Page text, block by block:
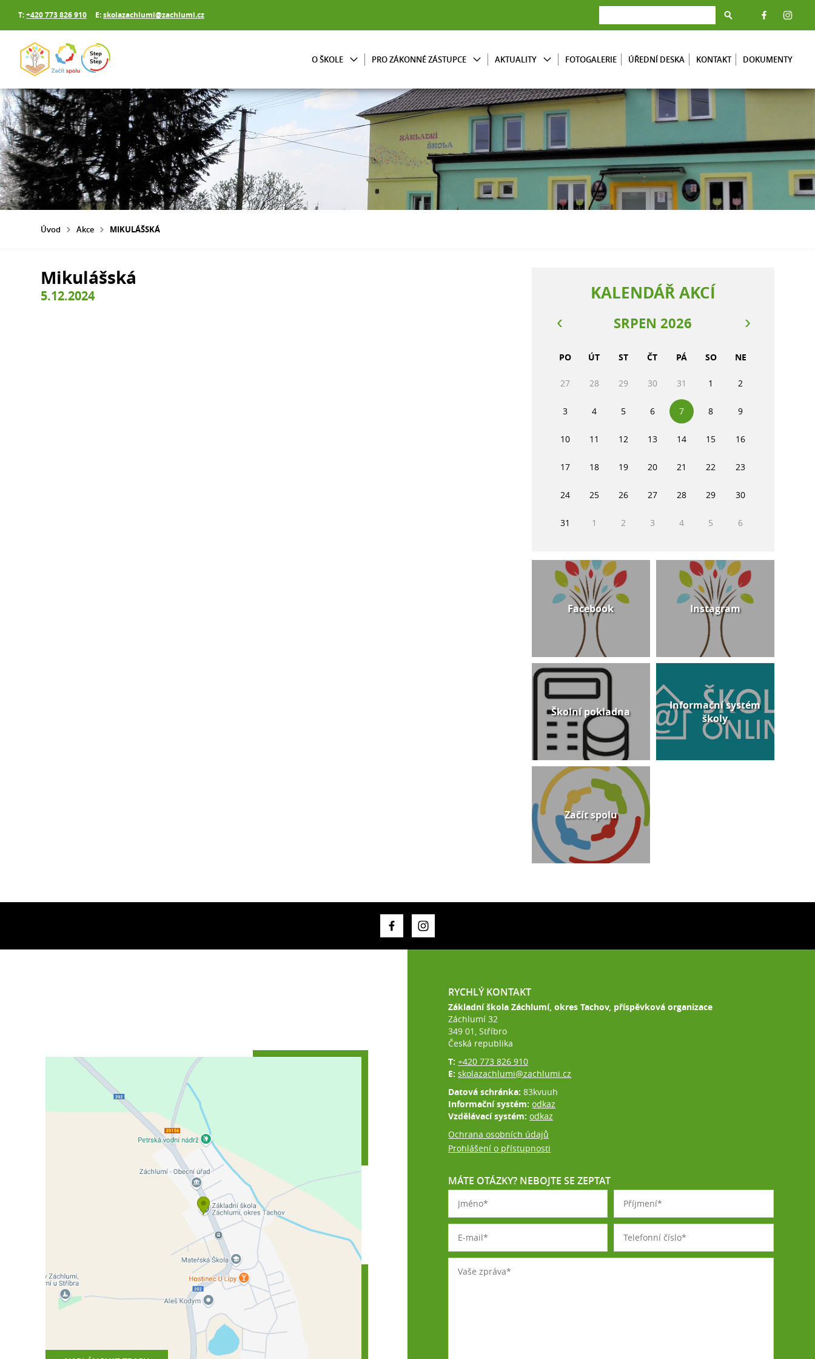
T:+420 773 826 910 E:skolazachlumi@zachlumi.cz
O ŠKOLE PRO ZÁKONNÉ ZÁSTUPCE AKTUALITY FOTOGALERIE ÚŘEDNÍ DESKA KONTAKT DOKUMENTY
Úvod Akce MIKULÁŠSKÁ
Mikulášská
5.12.2024 KALENDÁŘ AKCÍ
SRPEN 2026
PO ÚT ST ČT PÁ SO NE
27 28 29 30 31 1 2
3 4 5 6 7 8 9
10 11 12 13 14 15 16
17 18 19 20 21 22 23
24 25 26 27 28 29 30
31 1 2 3 4 5 6
Facebook Instagram
Školní pokladna
Informační systém
školy
Začít spolu
RYCHLÝ KONTAKT
Základní škola Záchlumí, okres Tachov, příspěvková organizace
Záchlumí 32
349 01, Stříbro
Česká republika
T:+420 773 826 910
E:skolazachlumi@zachlumi.cz
Datová schránka:83kvuuh
Informační systém:odkaz
Vzdělávací systém:odkaz
Ochrana osobních údajů
Prohlášení o přístupnosti
MÁTE OTÁZKY? NEBOJTE SE ZEPTAT